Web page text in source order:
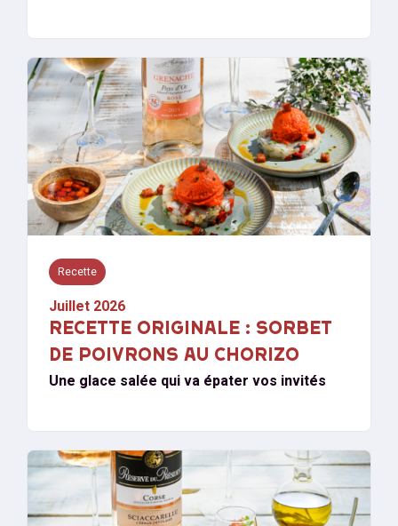
Recette
Juillet 2026
RECETTE ORIGINALE : SORBET
DE POIVRONS AU CHORIZO
Une glace salée qui va épater vos invités